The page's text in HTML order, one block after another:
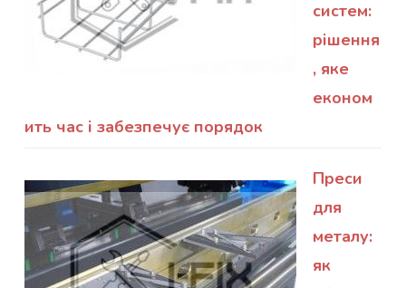
систем:
рішення
, яке
економ
ить час і забезпечує порядок
Преси
для
металу:
як